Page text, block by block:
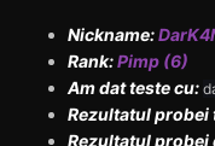
Nickname:
Rank:Pimp (6)
Am dat teste cu:
Rezultatul
Rezultatul probei